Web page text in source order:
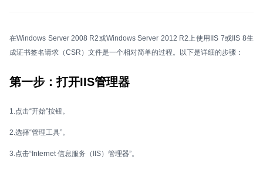
在Windows Server 2008 R2或Windows Server 2012 R2上使用IIS 7或IIS 8生
成证书签名请求（CSR）文件是一个相对简单的过程。以下是详细的步骤：
第一步：打开IIS管理器
1.点击“开始”按钮。
2.选择“管理工具”。
3.点击“Internet 信息服务（IIS）管理器”。